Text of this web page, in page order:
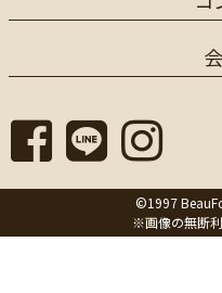
©1997
※画像の無断